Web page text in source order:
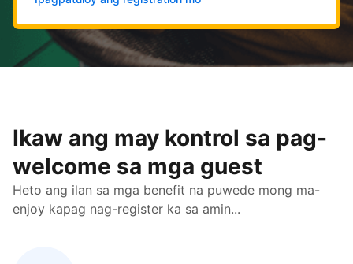
Ikaw ang may kontrol sa pag-
welcome sa mga guest
Heto ang ilan sa mga benefit na puwede mong ma-
enjoy kapag nag-register ka sa amin...